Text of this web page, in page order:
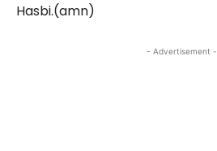
Hasbi.(amn)
- Advertisement -